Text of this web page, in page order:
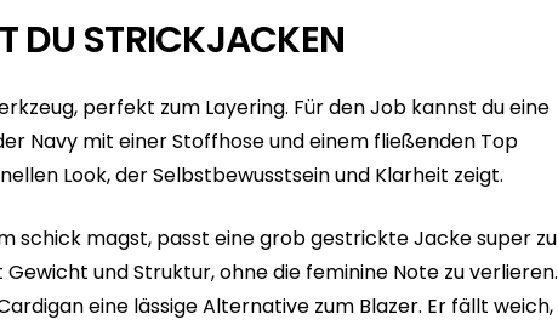
DU STRICKJACKEN
perfekt zum Layering. Für den Job kannst du eine
Navy mit einer Stoffhose und einem fließenden Top
Look, der Selbstbewusstsein und Klarheit zeigt.
schick magst, passt eine grob gestrickte Jacke super zu
und Struktur, ohne die feminine Note zu verlieren.
eine lässige Alternative zum Blazer. Er fällt weich,